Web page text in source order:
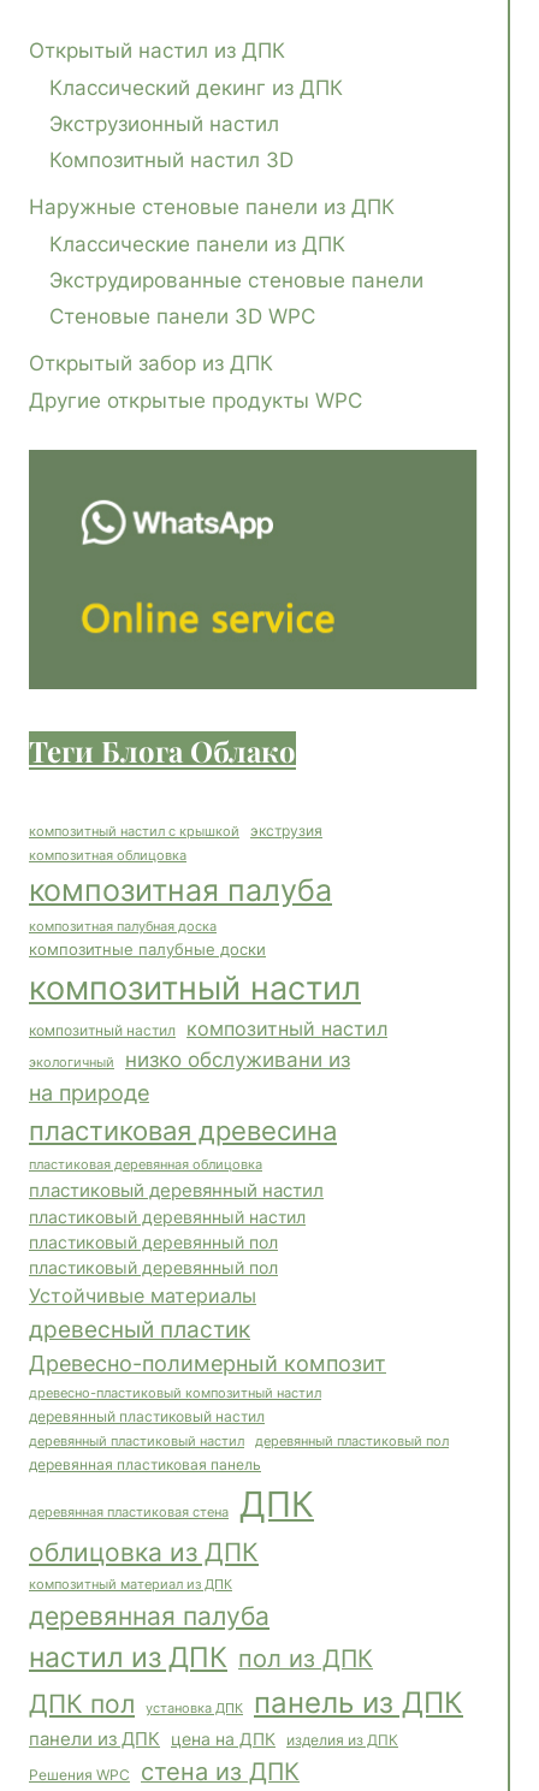
Открытый настил из ДПК
Классический декинг из ДПК
Экструзионный настил
Композитный настил 3D
Наружные стеновые панели из ДПК
Классические панели из ДПК
Экструдированные стеновые панели
Стеновые панели 3D WPC
Открытый забор из ДПК
Другие открытые продукты WPC
Теги Блога Облако
композитный настил с крышкой экструзия
композитная облицовка
композитная палуба
композитная палубная доска
композитные палубные доски
композитный настил
композитный настил композитный настил
экологичный низко обслуживани из
на природе
пластиковая древесина
пластиковая деревянная облицовка
пластиковый деревянный настил
пластиковый деревянный настил
пластиковый деревянный пол
пластиковый деревянный пол
Устойчивые материалы
древесный пластик
Древесно-полимерный композит
древесно-пластиковый композитный настил
деревянный пластиковый настил
деревянный пластиковый настил деревянный пластиковый пол
деревянная пластиковая панель
деревянная пластиковая стена ДПК
облицовка из ДПК
композитный материал из ДПК
деревянная палуба
настил из ДПК пол из ДПК
ДПК пол установка ДПК панель из ДПК
панели из ДПК цена на ДПК изделия из ДПК
Решения WPC стена из ДПК